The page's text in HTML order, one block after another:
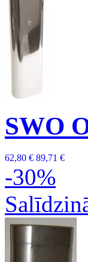
SWO
62,80 € 89,71 €
-30%